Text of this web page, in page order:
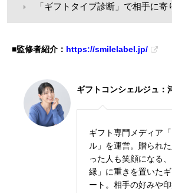
「ギフトタイプ診断」で相手に
■監修者紹介： https://smilelabel.jp/
ギフトコンシェルジュ：
ギフト専門メディア
ル」を運営。贈られ
った人も笑顔になる
縁」に重きを置いた
ート。相手の好みや